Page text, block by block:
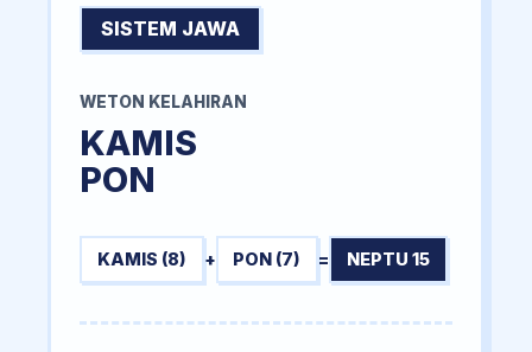
SISTEM JAWA
WETON KELAHIRAN
KAMIS
PON
KAMIS (8) + PON (7) = NEPTU 15